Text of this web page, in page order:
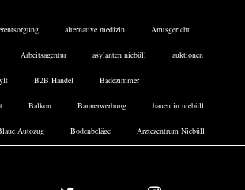
alternative medizin Amtsgericht
Arbeitsagentur asylanten niebüll auktionen
B2B Handel Badezimmer
Balkon Bannerwerbung bauen in niebüll
Autozug Bodenbeläge Ärztezentrum Niebüll